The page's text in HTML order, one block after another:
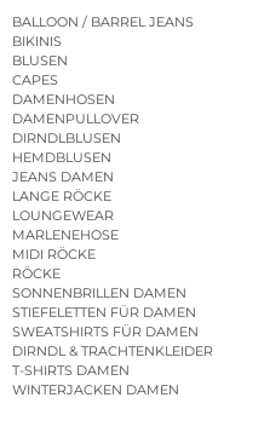
BALLOON / BARREL JEANS
BIKINIS
BLUSEN
CAPES
DAMENHOSEN
DAMENPULLOVER
DIRNDLBLUSEN
HEMDBLUSEN
JEANS DAMEN
LANGE RÖCKE
LOUNGEWEAR
MARLENEHOSE
MIDI RÖCKE
RÖCKE
SONNENBRILLEN DAMEN
STIEFELETTEN FÜR DAMEN
SWEATSHIRTS FÜR DAMEN
DIRNDL & TRACHTENKLEIDER
T-SHIRTS DAMEN
WINTERJACKEN DAMEN